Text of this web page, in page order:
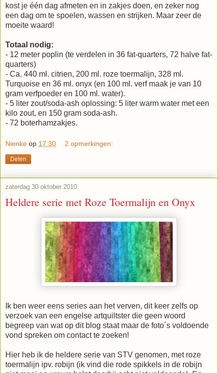
kost je één dag afmeten en in zakjes doen, en zeker nog
een dag om te spoelen, wassen en strijken. Maar zeer de
moeite waard!
Totaal nodig:
- 12 meter poplin (te verdelen in 36 fat-quarters, 72 halve fat-
quarters)
- Ca. 440 ml. citrien, 200 ml. roze toermalijn, 328 ml.
Turquoise en 36 ml. onyx (en 100 ml. verf maak je van 10
gram verfpoeder en 100 ml. water).
- 5 liter zout/soda-ash oplossing: 5 liter warm water met een
kilo zout, en 150 gram soda-ash.
- 72 boterhamzakjes.
Nienke op 17:30 2 opmerkingen:
Delen
zaterdag 30 oktober 2010
Heldere serie met Roze Toermalijn en Onyx
Ik ben weer eens series aan het verven, dit keer zelfs op
verzoek van een engelse artquiltster die geen woord
begreep van wat op dit blog staat maar de foto´s voldoende
vond spreken om contact te zoeken!
Hier heb ik de heldere serie van STV genomen, met roze
toermalijn ipv. robijn (ik vind die rode spikkels in de robijn